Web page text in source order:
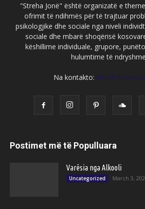
"Streha Jonë" është organizatë e
ofrimit të ndihmës për të trajtuar
psikologjike dhe sociale nga niveli
sociale dhe mbarë shoqërisë
këshillime individuale, grupore,
hulumtime të
Na kontakto:
Postimet më të Populluara
Varësia nga Alkooli
Uncategorized March 3,